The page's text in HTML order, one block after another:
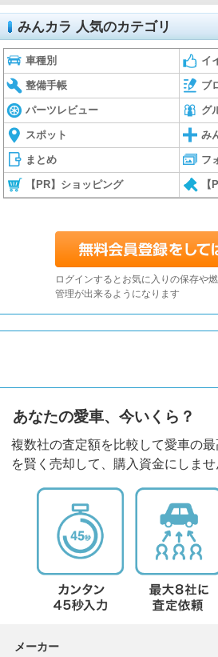
みんカラ 人気のカテゴリ
車種別 イ
整備手帳 ブ
パーツレビュー グ
スポット み
まとめ フ
【PR】ショッピング
ログインするとお気に入りの保存や
管理が出来るようになります
あなたの愛車、今いくら？
複数社の査定額を比較して愛車の
を賢く売却して、購入資金にしませ
メーカー